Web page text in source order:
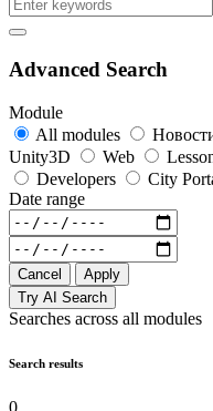
Advanced Search
Module
All modules
Unity3D
Web
Developers
City
Date range
Cancel
Apply
Try AI Search
Searches across all modules
Search results
0